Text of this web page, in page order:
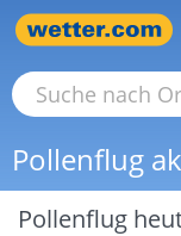
Pollenflug
Pollenflug